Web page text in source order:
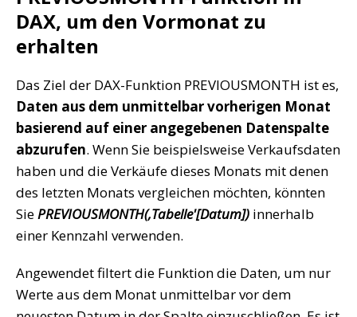
DAX, um den Vormonat zu
erhalten
Das Ziel der DAX-Funktion PREVIOUSMONTH ist es,
Daten aus dem unmittelbar vorherigen Monat
basierend auf einer angegebenen Datenspalte
abzurufen. Wenn Sie beispielsweise Verkaufsdaten
haben und die Verkäufe dieses Monats mit denen
des letzten Monats vergleichen möchten, könnten
SiePREVIOUSMONTH(‚Tabelle'[Datum]) innerhalb
einer Kennzahl verwenden.
Angewendet filtert die Funktion die Daten, um nur
Werte aus dem Monat unmittelbar vor dem